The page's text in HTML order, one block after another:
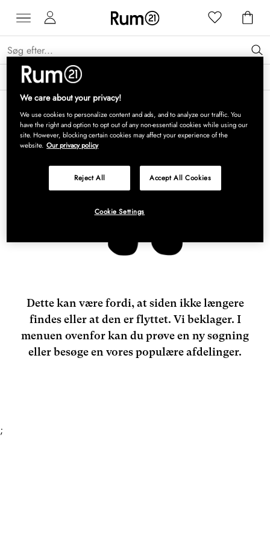
Få 15 % på Grythyttan Stålmöbler* →
Dette kan være fordi, at siden ikke længere
findes eller at den er flyttet. Vi beklager. I
menuen ovenfor kan du prøve en ny søgning
eller besøge en vores populære afdelinger.
;
We care about your privacy!
We use cookies to personalize content and ads, and to analyze our traffic. You
have the right and option to opt out of any non-essential cookies while using our
site. However, blocking certain cookies may affect your experience of the
website. Our privacy policy
Reject All Accept All Cookies
Cookie Settings